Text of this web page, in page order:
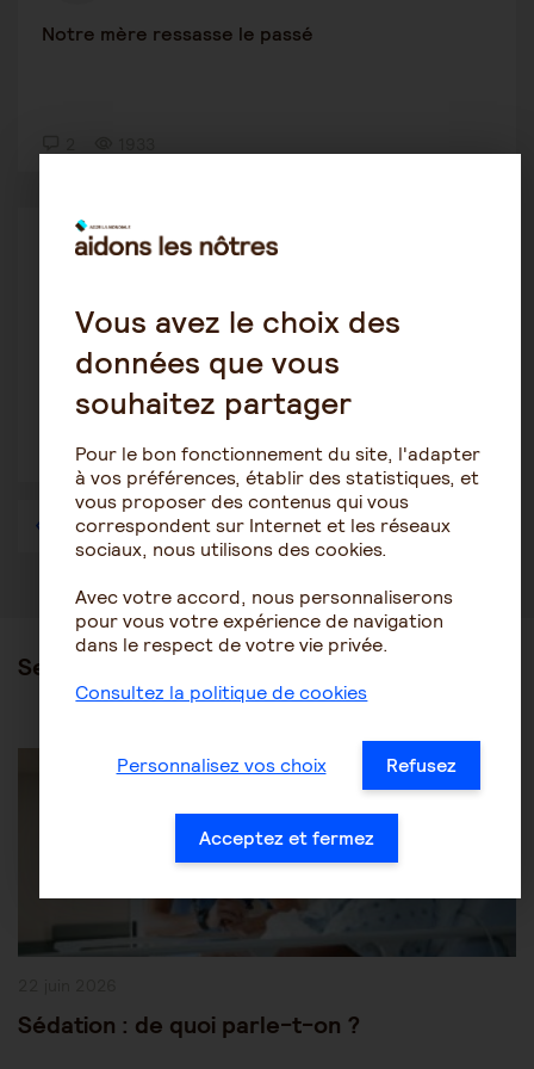
Notre mère ressasse le passé
2003
1 … 25 26 27 28 29 30 31 … 36
Ses articles
Category:
Sédation : de quoi parle-t-on ?
Vous avez le choix des
données que vous
souhaitez partager
Pour le bon fonctionnement du site, l'adapter
à vos préférences, établir des statistiques, et
vous proposer des contenus qui vous
correspondent sur Internet et les réseaux
sociaux, nous utilisons des cookies.
Avec votre accord, nous personnaliserons
pour vous votre expérience de navigation
dans le respect de votre vie privée.
Consultez la politique de cookies
Personnalisez vos choix Refusez
Acceptez et fermez